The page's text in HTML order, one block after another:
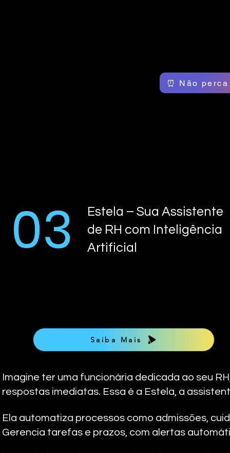
⏰ Não
03
Estela – Sua Assistente
de RH com Inteligência
Artificial
Saiba Mais
Imagine ter uma funcionária dedicada ao seu
respostas imediatas. Essa é a Estela, a
Ela automatiza processos como admissões,
Gerencia tarefas e prazos, com alertas